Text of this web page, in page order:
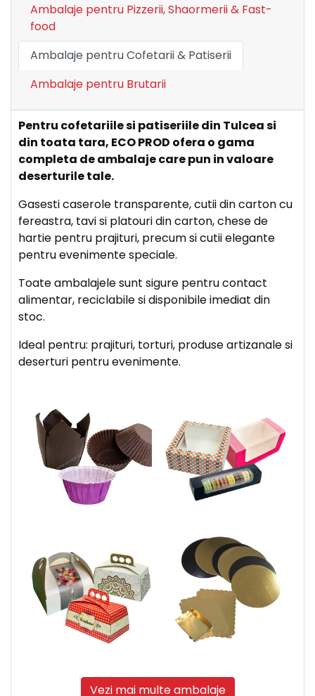
Ambalaje pentru Pizzerii, Shaormerii & Fast-
food
Ambalaje pentru Cofetarii & Patiserii
Ambalaje pentru Brutarii
Pentru cofetariile si patiseriile din Tulcea si
din toata tara, ECO PROD ofera o gama
completa de ambalaje care pun in valoare
deserturile tale.
Gasesti caserole transparente, cutii din carton cu
fereastra, tavi si platouri din carton, chese de
hartie pentru prajituri, precum si cutii elegante
pentru evenimente speciale.
Toate ambalajele sunt sigure pentru contact
alimentar, reciclabile si disponibile imediat din
stoc.
Ideal pentru: prajituri, torturi, produse artizanale si
deserturi pentru evenimente.
Vezi mai multe ambalaje